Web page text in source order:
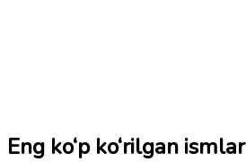
Eng ko‘p ko‘rilgan ismlar